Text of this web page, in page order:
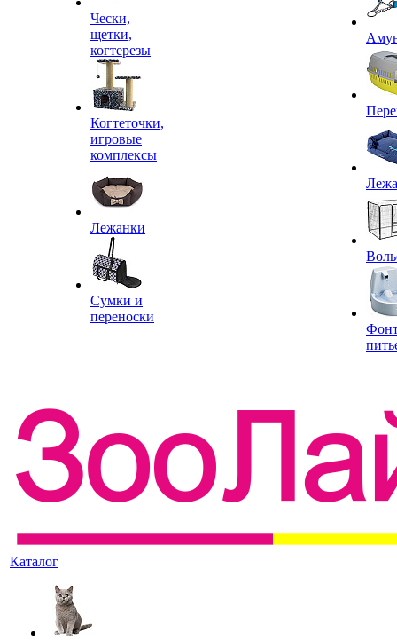
Чески,
щетки,
когтерезы
Когтеточки,
игровые
комплексы
Лежанки
Сумки и
переноски
Каталог